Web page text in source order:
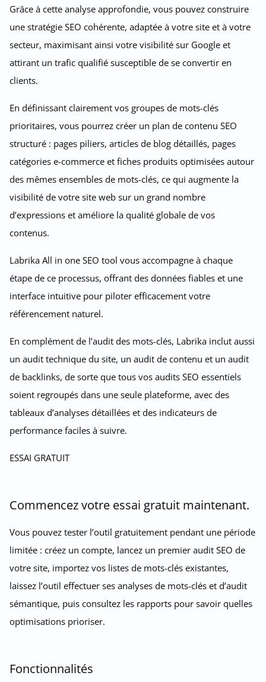
Grâce à cette analyse approfondie, vous pouvez construire
une stratégie SEO cohérente, adaptée à votre site et à votre
secteur, maximisant ainsi votre visibilité sur Google et
attirant un trafic qualifié susceptible de se convertir en
clients.
En définissant clairement vos groupes de mots-clés
prioritaires, vous pourrez créer un plan de contenu SEO
structuré : pages piliers, articles de blog détaillés, pages
catégories e-commerce et fiches produits optimisées autour
des mêmes ensembles de mots-clés, ce qui augmente la
visibilité de votre site web sur un grand nombre
d’expressions et améliore la qualité globale de vos
contenus.
Labrika All in one SEO tool vous accompagne à chaque
étape de ce processus, offrant des données fiables et une
interface intuitive pour piloter efficacement votre
référencement naturel.
En complément de l’audit des mots-clés, Labrika inclut aussi
un audit technique du site, un audit de contenu et un audit
de backlinks, de sorte que tous vos audits SEO essentiels
soient regroupés dans une seule plateforme, avec des
tableaux d’analyses détaillées et des indicateurs de
performance faciles à suivre.
ESSAI GRATUIT
Commencez votre essai gratuit maintenant.
Vous pouvez tester l’outil gratuitement pendant une période
limitée : créez un compte, lancez un premier audit SEO de
votre site, importez vos listes de mots-clés existantes,
laissez l’outil effectuer ses analyses de mots-clés et d’audit
sémantique, puis consultez les rapports pour savoir quelles
optimisations prioriser.
Fonctionnalités